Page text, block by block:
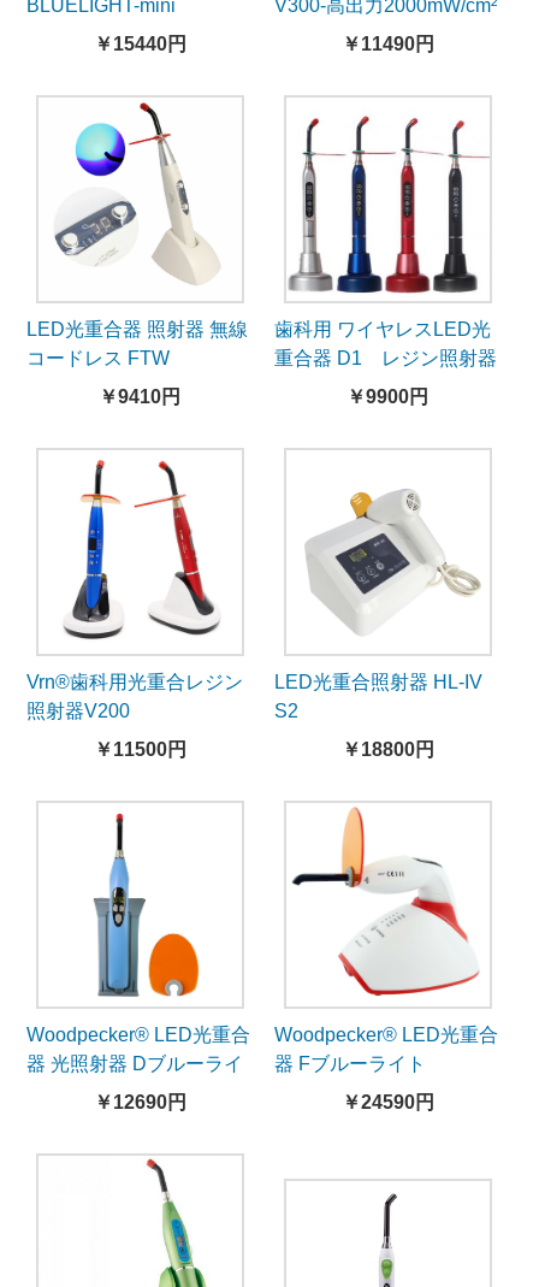
BLUELIGHT-mini
￥15440円
V300-高出力2000mW/cm²
￥11490円
LED光重合器 照射器 無線
コードレス FTW
￥9410円
歯科用 ワイヤレスLED光
重合器 D1 レジン照射器
￥9900円
Vrn®歯科用光重合レジン
照射器V200
￥11500円
LED光重合照射器 HL-IV
S2
￥18800円
Woodpecker® LED光重合
器 光照射器 Dブルーライ
￥12690円
Woodpecker® LED光重合
器 Fブルーライト
￥24590円